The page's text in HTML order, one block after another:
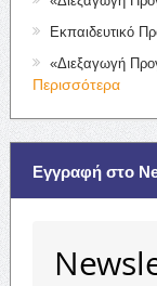
Εκπαιδευτικό
«Διεξαγωγή
Περισσότερα
Εγγραφή στο